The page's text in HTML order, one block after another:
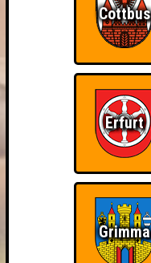
Cottbus
Erfurt
Grimma